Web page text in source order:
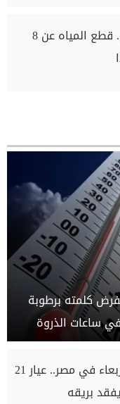
لتطهير الخزان الأرضي.. قطع المياه عن 8
كلمته برطوبة
في ساعات الذروة
أسعار الذهب اليوم الأربعاء في مصر.. عيار 21
بريقه